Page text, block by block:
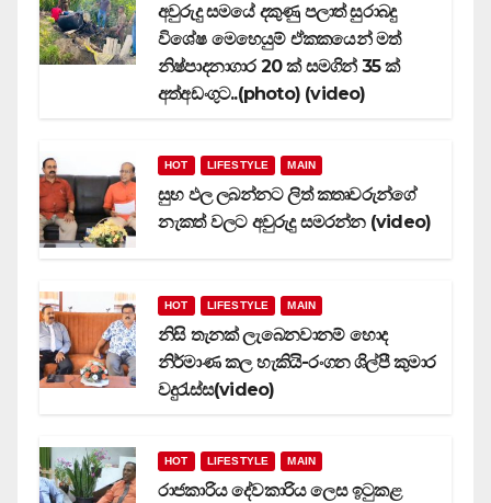
අවුරුදු සමයේ දකුණු පලාත් සුරාබදු
විශේෂ මෙහෙයුම් ඒකකයෙන් මත්
නිෂ්පාදනාගාර 20 ක් සමගින් 35 ක්
අත්අඩංගුට..(photo) (video)
HOT LIFESTYLE MAIN
සුභ ඵල ලබන්නට ලිත් කතෘවරුන්ගේ
නැකත් වලට අවුරුදු සමරන්න (video)
HOT LIFESTYLE MAIN
නිසි තැනක් ලැබෙනවානම් හොද
නිර්මාණ කල හැකියි-රංගන ශිල්පී කුමාර
වදුරැස්ස(video)
HOT LIFESTYLE MAIN
රාජකාරිය දේවකාරිය ලෙස ඉටුකළ